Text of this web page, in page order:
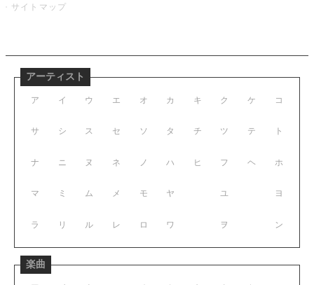
サイトマップ
アーティスト
ア イ ウ エ オ
サ シ ス セ ソ
ナ ニ ヌ ネ ノ
マ ミ ム メ モ
ラ リ ル レ ロ
カ キ ク ケ コ
タ チ ツ テ ト
ハ ヒ フ ヘ ホ
ヤ ユ ヨ
ワ ヲ ン
楽曲